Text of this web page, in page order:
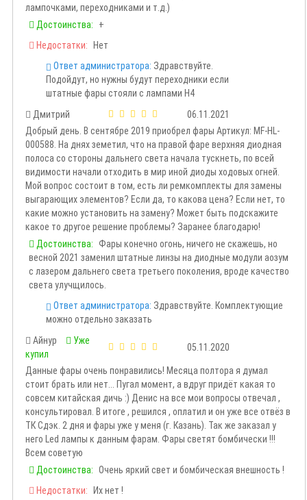
лампочками, переходниками и т.д.)
Достоинства:
+
Недостатки: Нет
Ответ администратора: Здравствуйте.
Подойдут, но нужны будут переходники если
штатные фары стояли с лампами Н4
Дмитрий
06.11.2021
Добрый день. В сентябре 2019 приобрел фары Артикул: MF-HL-
000588. На днях земетил, что на правой фаре верхняя диодная
полоса со стороны дальнего света начала тускнеть, по всей
видимости начали отходить в мир иной диоды ходовых огней.
Мой вопрос состоит в том, есть ли ремкомплекты для замены
выгарающих элементов? Если да, то какова цена? Если нет, то
какие можно установить на замену? Может быть подскажите
какое то другое решение проблемы? Заранее благодарю!
Достоинства: Фары конечно огонь, ничего не скажешь, но
весной 2021 заменил штатные линзы на диодные модули аозум
с лазером дальнего света третьего поколения, вроде качество
света улучщилось.
Ответ администратора: Здравствуйте. Комплектующие
можно отдельно заказать
Айнур
Уже
купил
05.11.2020
Данные фары очень понравились! Месяца полтора я думал
стоит брать или нет... Пугал момент, а вдруг придёт какая то
совсем китайская дичь :) Денис на все мои вопросы отвечал ,
консультировал. В итоге , решился , оплатил и он уже все отвёз в
ТК Сдэк. 2 дня и фары уже у меня (г. Казань). Так же заказал у
него Led лампы к данным фарам. Фары светят бомбически !!!
Всем советую
Достоинства: Очень яркий свет и бомбическая внешность !
Недостатки: Их нет !